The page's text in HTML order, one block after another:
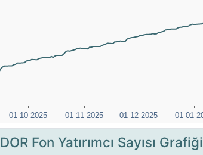
DOR Fon Yatırımcı Sayısı Grafiği